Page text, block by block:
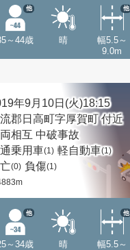
～44歳
他
晴
幅5.5～
9.0m
他
年9月10日(火)18:15
郡日高町字厚賀町 付近
相互 中破事故
乗用車(1) 軽自動車(1)
(0) 負傷(1)
～34歳
他
晴
幅5.5～
他